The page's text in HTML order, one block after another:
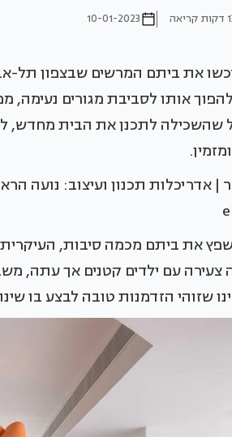
10-01-2023
את ביתם המרשים שבצפון
אותו לסביבת מגורים נעימה,
שהשכילה לתכנן את הבית מחדש,
| אדריכלות תכנון ועיצוב: נועה
לשפץ את ביתם מכמה סיבות,
עם ילדים קטנים אך עתה,
שזוהי הזדמנות טובה לבצע בו